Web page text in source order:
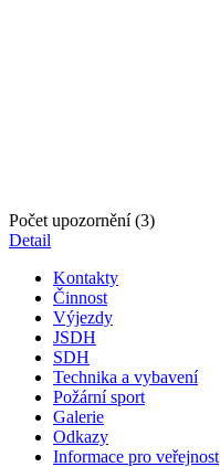
Počet upozornění (3)
Detail
Kontakty
Činnost
Výjezdy
JSDH
SDH
Technika a vybavení
Požární sport
Galerie
Odkazy
Informace pro veřejnost